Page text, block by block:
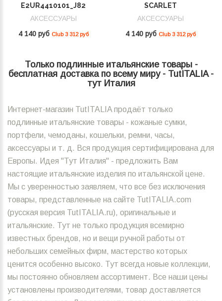
E2UR4410101_J82
АКСЕССУАРЫ
4 140 руб Club 3 312 руб
SCARLET
E2MU0410101_R02
АКСЕССУАРЫ
4 140 руб Club 3 312 руб
Только подлинные итальянские товары -
бесплатная доставка по всему миру - TutITALIA -
тут Италия
Интернет-магазин TutITALIA продаёт только
подлинные итальянские товары - кожаные сумки,
портфели, чемоданы, кошельки, ремни, часы,
аксессуары и т. д. Вся продукция сертифицирована для
Европы. Идея "Тут Италия" - предложить Вам
настоящие итальянские изделия по итальянской цене.
Мы с уверенностью заявляем, что все без исключения
товары, представленные на сайте TutITALIA.com
(русская версия TutITALIA.ru), оригинальные и
итальянские. Тут не только продукция всемирно
известных брендов, но и вещи ручной работы от
небольших семейных фирм, мастерство которых
ценится особенно высоко. Тут всегда новые коллекции,
мы постоянно обновляем ассортимент. Все наши цены
установлены производителями, товар доставляется